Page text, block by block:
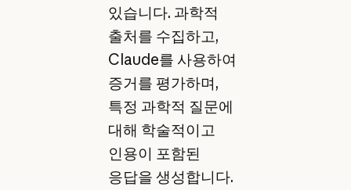
있습니다. 과학적
출처를 수집하고,
Claude를 사용하여
증거를 평가하며,
특정 과학적 질문에
대해 학술적이고
인용이 포함된
응답을 생성합니다.